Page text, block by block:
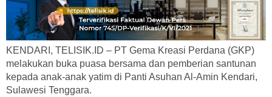
KENDARI, TELISIK.ID – PT Gema Kreasi Perdana (GKP)
melakukan buka puasa bersama dan pemberian santunan
kepada anak-anak yatim di Panti Asuhan Al-Amin Kendari,
Sulawesi Tenggara.